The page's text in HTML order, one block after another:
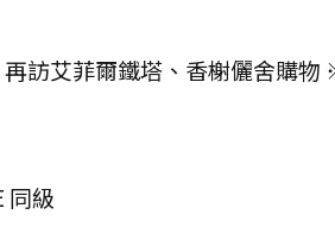
訪艾菲爾鐵塔、香榭儷舍購
同級